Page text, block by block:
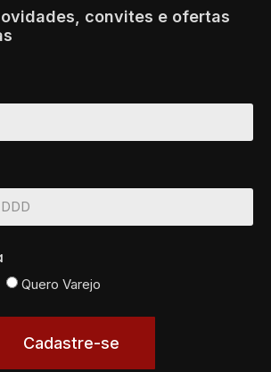
e Barba
cosméticos
convites e ofertas
Quero Varejo
Cadastre-se